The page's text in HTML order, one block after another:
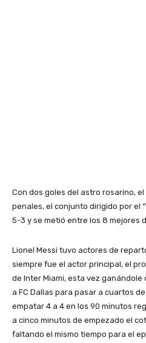
Con dos goles del astro rosarino,
penales, el conjunto dirigido por el
5-3 y se metió entre los 8 mejores
Lionel Messi tuvo actores de
siempre fue el actor principal, el
de Inter Miami, esta vez
a FC Dallas para pasar a cuartos
empatar 4 a 4 en los 90 minutos
a cinco minutos de empezado el
faltando el mismo tiempo para el